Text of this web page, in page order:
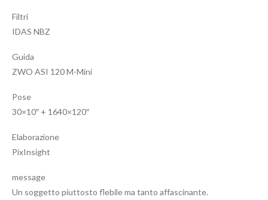
Filtri
IDAS NBZ
Guida
ZWO ASI 120 M-Mini
Pose
30×10″ + 1640×120″
Elaborazione
PixInsight
message
Un soggetto piuttosto flebile ma tanto affascinante.